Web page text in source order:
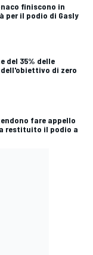
finiscono in
per il podio di Gasly
del 35% delle
di zero
fare appello
restituito il podio a